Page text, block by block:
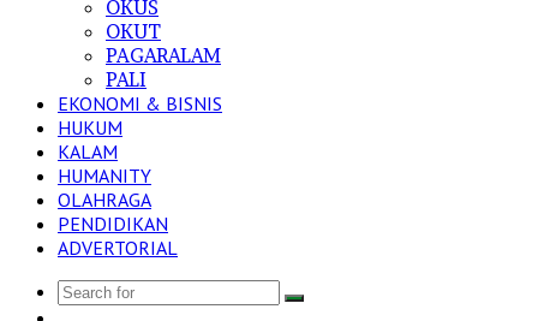
OKUS
OKUT
PAGARALAM
PALI
EKONOMI & BISNIS
HUKUM
KALAM
HUMANITY
OLAHRAGA
PENDIDIKAN
ADVERTORIAL
Search